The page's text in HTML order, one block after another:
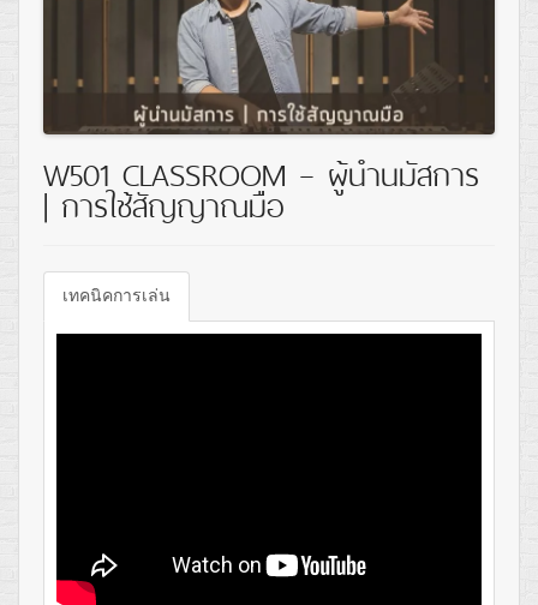
W501 CLASSROOM – ผู้นำนมัสการ
| การใช้สัญญาณมือ
เทคนิคการเล่น